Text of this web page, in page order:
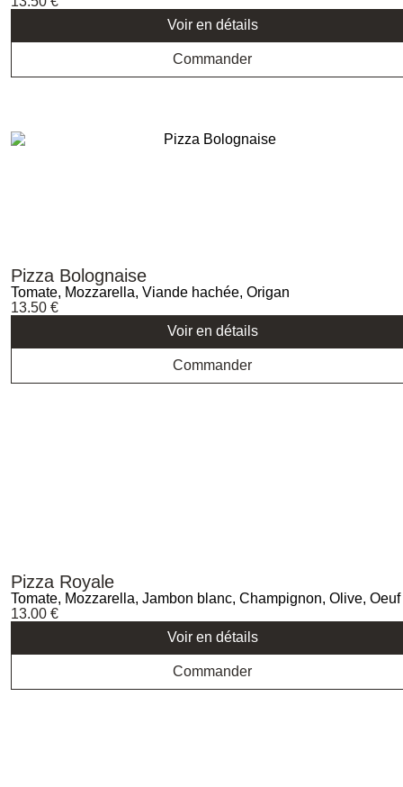
Voir en détails
Commander
Pizza Bolognaise
Tomate, Mozzarella, Viande hachée, Origan
13.50 €
Voir en détails
Commander
Pizza Royale
Tomate, Mozzarella, Jambon blanc, Champignon, Olive, Oeuf
13.00 €
Voir en détails
Commander